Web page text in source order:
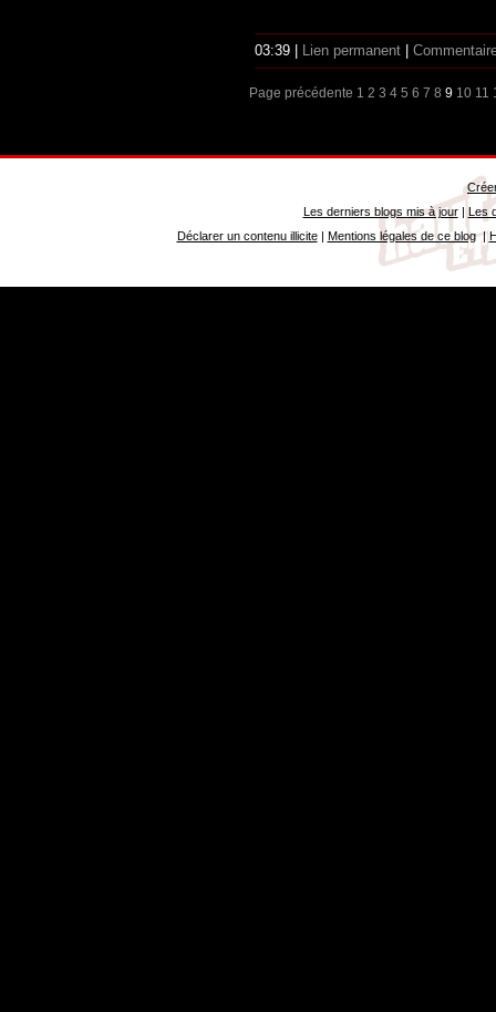
03:39 | Lien permanent
Page précédente 1 2 3 4 5 6 7 8 9 10 11
Les derniers blogs mis à jour| Les
Déclarer un contenu illicite| Mentions légales de ce blog|